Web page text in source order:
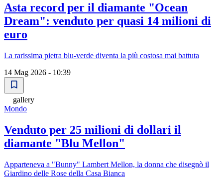
Asta record per il diamante "Ocean
Dream": venduto per quasi 14 milioni di
euro
La rarissima pietra blu-verde diventa la più costosa mai battuta
14 Mag 2026 - 10:39
gallery
Mondo
Venduto per 25 milioni di dollari il
diamante "Blu Mellon"
Apparteneva a "Bunny" Lambert Mellon, la donna che disegnò il
Giardino delle Rose della Casa Bianca